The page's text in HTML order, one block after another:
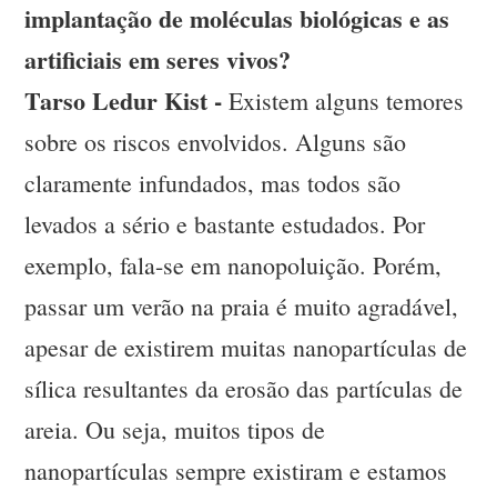
implantação de moléculas biológicas e as
artificiais em seres vivos?
Tarso Ledur Kist - Existem alguns temores
sobre os riscos envolvidos. Alguns são
claramente infundados, mas todos são
levados a sério e bastante estudados. Por
exemplo, fala-se em nanopoluição. Porém,
passar um verão na praia é muito agradável,
apesar de existirem muitas nanopartículas de
sílica resultantes da erosão das partículas de
areia. Ou seja, muitos tipos de
nanopartículas sempre existiram e estamos